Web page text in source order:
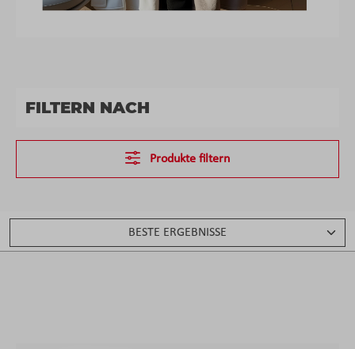
FILTERN NACH
Produkte filtern